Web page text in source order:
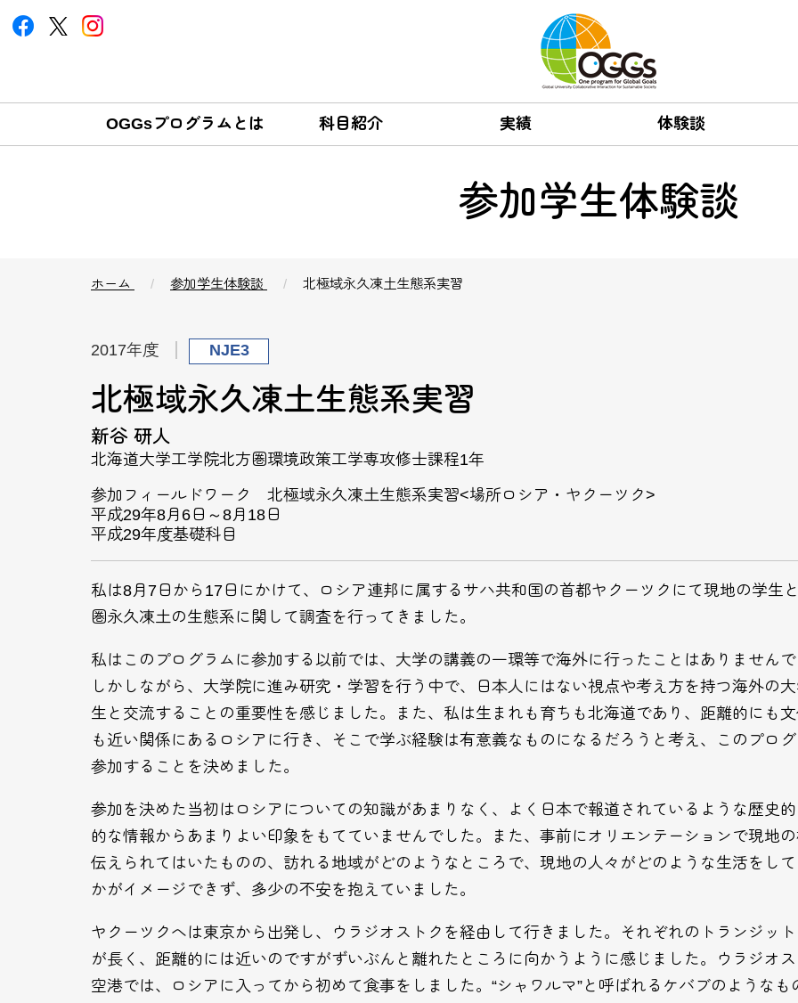
OGGsプログラムとは 科目紹介 実績 体験談
参加学生体験談
ホーム 参加学生体験談 北極域永久凍土生態系実習
2017年度 NJE3
北極域永久凍土生態系実習
新谷 研人
北海道大学工学院北方圏環境政策工学専攻修士課程1年
参加フィールドワーク 北極域永久凍土生態系実習<場所ロシア・ヤクーツク>
平成29年8月6日～8月18日
平成29年度基礎科目
私は8月7日から17日にかけて、ロシア連邦に属するサハ共和国の首都ヤクーツクにて現地の学生
圏永久凍土の生態系に関して調査を行ってきました。
私はこのプログラムに参加する以前では、大学の講義の一環等で海外に行ったことはありません
しかしながら、大学院に進み研究・学習を行う中で、日本人にはない視点や考え方を持つ海外の
生と交流することの重要性を感じました。また、私は生まれも育ちも北海道であり、距離的にも
も近い関係にあるロシアに行き、そこで学ぶ経験は有意義なものになるだろうと考え、このプロ
参加することを決めました。
参加を決めた当初はロシアについての知識があまりなく、よく日本で報道されているような歴史
的な情報からあまりよい印象をもてていませんでした。また、事前にオリエンテーションで現地
伝えられてはいたものの、訪れる地域がどのようなところで、現地の人々がどのような生活をし
かがイメージできず、多少の不安を抱えていました。
ヤクーツクへは東京から出発し、ウラジオストクを経由して行きました。それぞれのトランジッ
が長く、距離的には近いのですがずいぶんと離れたところに向かうように感じました。ウラジオ
空港では、ロシアに入ってから初めて食事をしました。“シャワルマ”と呼ばれるケバブのようなも